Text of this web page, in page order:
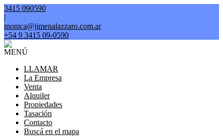
3415 090590
|
monica@jimenalazzaro.com.ar
+54 9 3415 09-0590
MENÚ
LLAMAR
La Empresa
Venta
Alquiler
Propiedades
Tasación
Contacto
Buscá en el mapa